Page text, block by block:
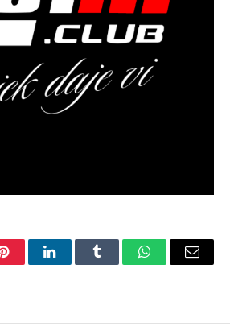
PinterestLinkedInTumblr WhatsAppEmail